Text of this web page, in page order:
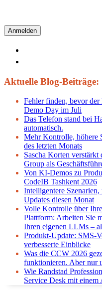
Aktuelle Blog-Beiträge:
Fehler finden, bevor
Demo Day im Juli
Das Telefon stand bei
automatisch.
Mehr Kontrolle, höhere
des letzten Monats
Sascha Korten
Group als
Von KI-Demos zu
CodeIB Tashkent 2026
Intelligentere
Updates diesen Monat
Volle Kontrolle über
Plattform: Arbeiten Sie
Ihren eigenen LLMs –
Produkt-Update: SMS-
verbesserte Einblicke
Was die CCW 2026
funktionieren. Aber nur
Wie Randstad
Service Desk mit einem